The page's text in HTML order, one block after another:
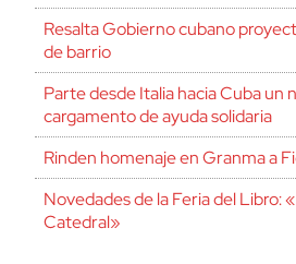
Resalta Gobierno cubano
de barrio
Parte desde Italia hacia Cuba un
cargamento de ayuda solidaria
Rinden homenaje en Granma a
Novedades de la Feria del Libro:
Catedral»